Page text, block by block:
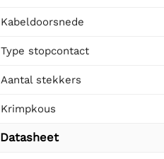
Kabeldoorsnede
Type stopcontact
Aantal stekkers
Krimpkous
Datasheet